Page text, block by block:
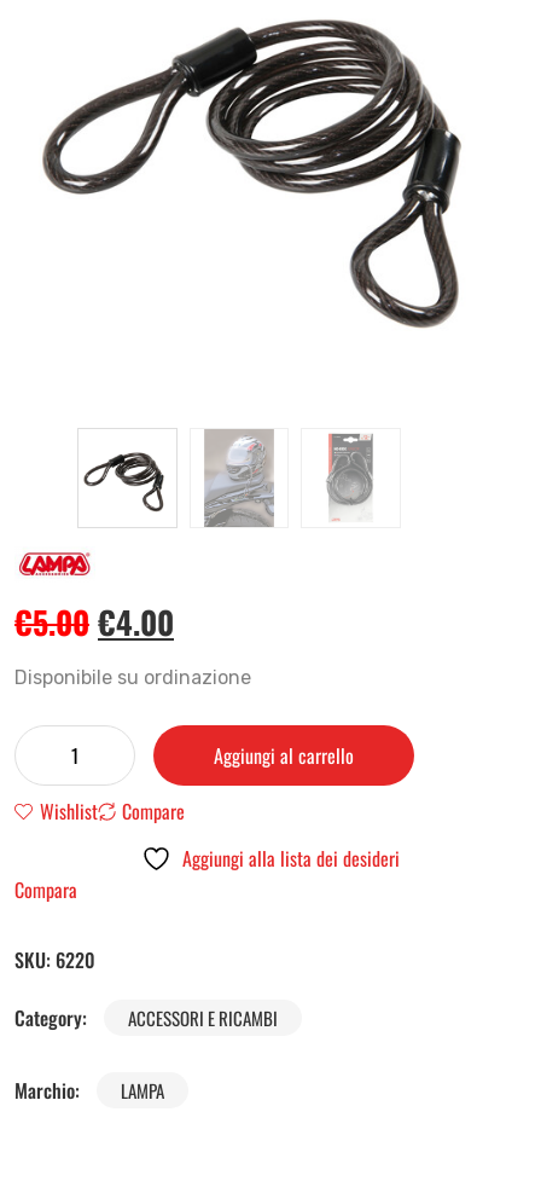
€5.00€4.00
Disponibile su ordinazione
Aggiungi al carrello
Wishlist
Compare
Aggiungi alla lista dei desideri
Compara
SKU: 6220
Category:
ACCESSORI E RICAMBI
Marchio: LAMPA